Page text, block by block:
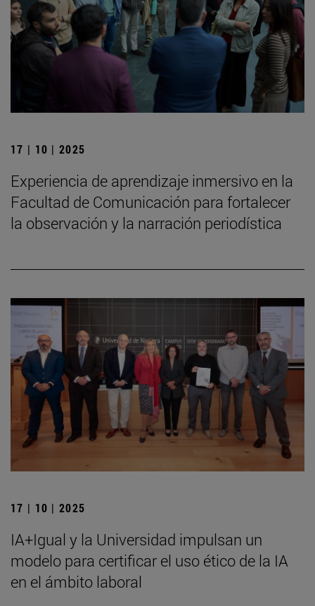
17 | 10 | 2025
Experiencia de aprendizaje inmersivo en la
Facultad de Comunicación para fortalecer
la observación y la narración periodística
17 | 10 | 2025
IA+Igual y la Universidad impulsan un
modelo para certificar el uso ético de la IA
en el ámbito laboral